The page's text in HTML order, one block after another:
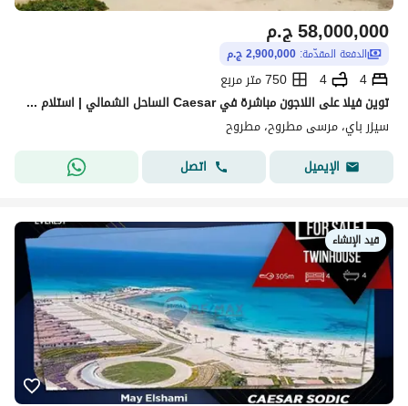
ج.م58,000,000
الدفعة المقدّمة: 2,900,000 ج.م
4
4
750 متر مربع
توين فيلا على اللاجون مباشرة في Caesar الساحل الشمالي | استلام خلال سنة | رأس الحكمة قريبه من البحر
سيزر باي، مرسى مطروح، مطروح
الإيميل
اتصل
قيد الإنشاء